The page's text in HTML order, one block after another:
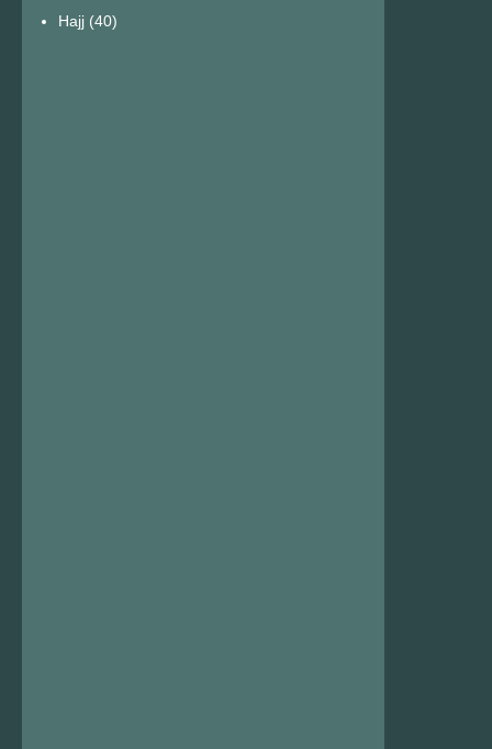
Hajj (40)